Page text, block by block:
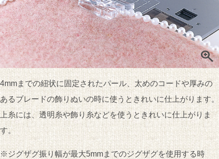
zoom_in
4mmまでの紐状に固定されたパール、太めのコードや厚みの
あるブレードの飾りぬいの時に使うときれいに仕上がります。
上糸には、透明糸や飾り糸などを使うときれいに仕上がりま
す。
※ジグザグ振り幅が最大5mmまでのジグザグを使用する時